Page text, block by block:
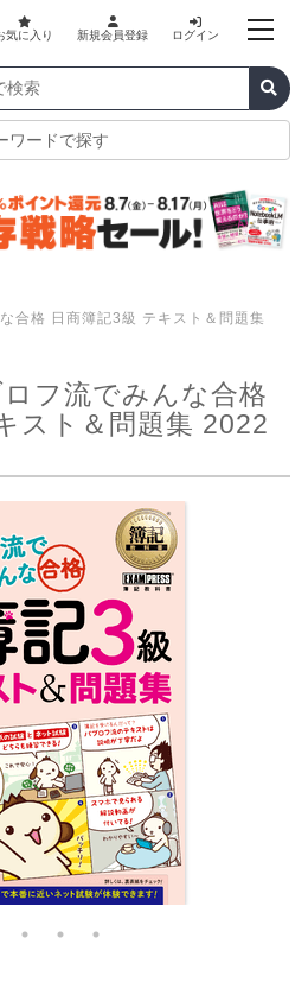
気に入り 新規会員登録 ログイン
ワードで探す
合格 日商簿記3級 テキスト＆問題集
フ流でみんな合格
スト＆問題集 2022